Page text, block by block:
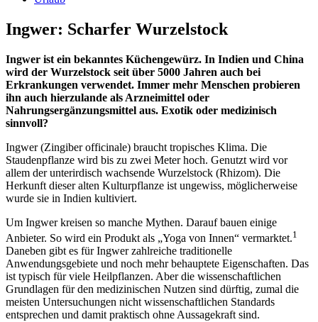
Ingwer: Scharfer Wurzelstock
Ingwer ist ein bekanntes Küchengewürz. In Indien und China
wird der Wurzelstock seit über 5000 Jahren auch bei
Erkrankungen verwendet. Immer mehr Menschen probieren
ihn auch hierzulande als Arzneimittel oder
Nahrungsergänzungsmittel aus. Exotik oder medizinisch
sinnvoll?
Ingwer (Zingiber officinale) braucht tropisches Klima. Die
Staudenpflanze wird bis zu zwei Meter hoch. Genutzt wird vor
allem der unterirdisch wachsende Wurzelstock (Rhizom). Die
Herkunft dieser alten Kulturpflanze ist ungewiss, möglicherweise
wurde sie in Indien kultiviert.
Um Ingwer kreisen so manche Mythen. Darauf bauen einige
Anbieter. So wird ein Produkt als „Yoga von Innen“ vermarktet.1
Daneben gibt es für Ingwer zahlreiche traditionelle
Anwendungsgebiete und noch mehr behauptete Eigenschaften. Das
ist typisch für viele Heilpflanzen. Aber die wissenschaftlichen
Grundlagen für den medizinischen Nutzen sind dürftig, zumal die
meisten Untersuchungen nicht wissenschaftlichen Standards
entsprechen und damit praktisch ohne Aussagekraft sind.